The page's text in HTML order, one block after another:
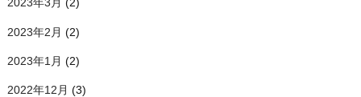
2023年3月 (2)
2023年2月 (2)
2023年1月 (2)
2022年12月 (3)